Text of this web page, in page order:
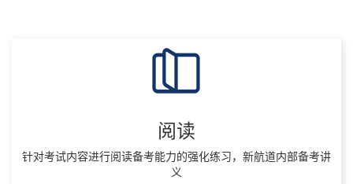
阅读
针对考试内容进行阅读备考能力的强化练习，新航道内部备考讲
义